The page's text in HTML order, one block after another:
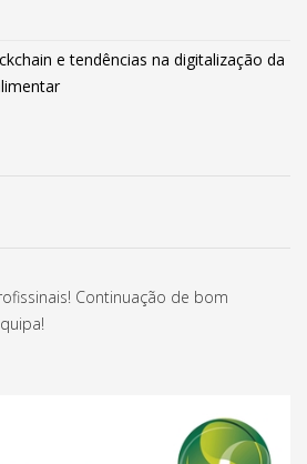
e tendências na digitalização da
Continuação de bom